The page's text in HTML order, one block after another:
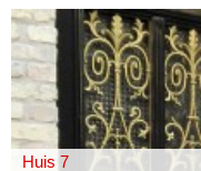
Huis 7